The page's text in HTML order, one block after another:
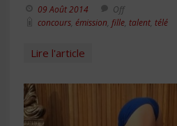
09 Août 2014
Off
concours émission fille talent télé
Lire l'article